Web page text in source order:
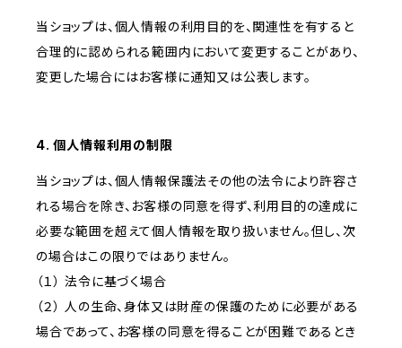
当ショップは、個人情報の利用目的を、関連性を有すると
合理的に認められる範囲内において変更することがあり、
変更した場合にはお客様に通知又は公表します。
4. 個人情報利用の制限
当ショップは、個人情報保護法その他の法令により許容さ
れる場合を除き、お客様の同意を得ず、利用目的の達成に
必要な範囲を超えて個人情報を取り扱いません。但し、次
の場合はこの限りではありません。
（１） 法令に基づく場合
（２） 人の生命、身体又は財産の保護のために必要がある
場合であって、お客様の同意を得ることが困難であるとき